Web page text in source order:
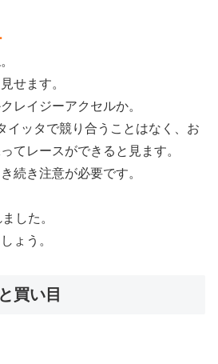
せます。
レイジーアクセルか。
イッタで競り合うことはなく、お
てレースができると見ます。
続き注意が必要です。
した。
ょう。
買い目